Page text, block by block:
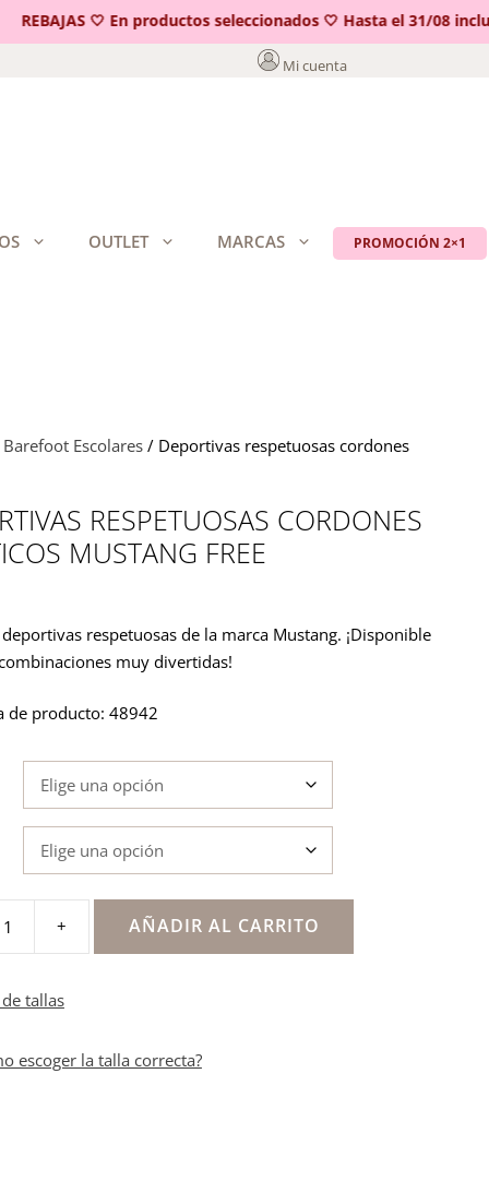
🤍 En productos seleccionados 🤍 Hasta el 31/08 incluido
Mi cuenta
OUTLET MARCAS PROMOCIÓN 2×1
Escolares/ Deportivas respetuosas cordones
RESPETUOSAS CORDONES
MUSTANG FREE
respetuosas de la marca Mustang. ¡Disponible
muy divertidas!
de producto: 48942
+ AÑADIR AL CARRITO
tallas
escoger la talla correcta?